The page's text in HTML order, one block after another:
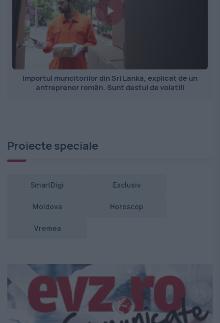
Importul muncitorilor din Sri Lanka, explicat de un
antreprenor român. Sunt destul de volatili
Proiecte speciale
SmartDigi Exclusiv
Moldova Horoscop
Vremea